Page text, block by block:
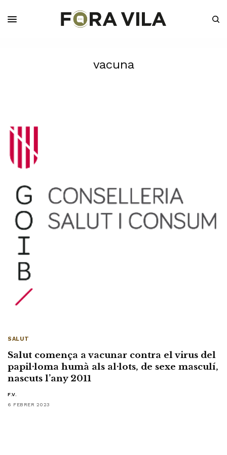
vacuna
SALUT
Salut comença a vacunar contra el virus del
papil·loma humà als al·lots, de sexe masculí,
nascuts l’any 2011
F.V.
6 FEBRER 2023